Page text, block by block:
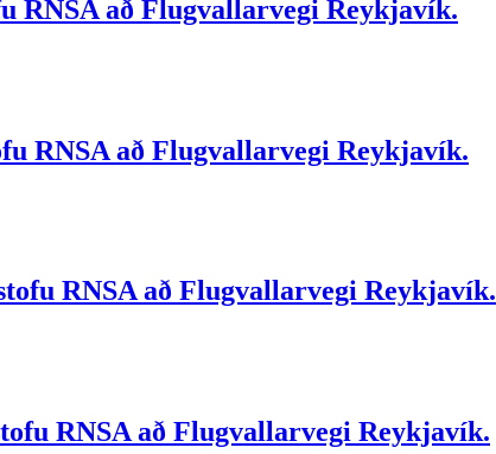
RNSA að Flugvallarvegi Reykjavík.
RNSA að Flugvallarvegi Reykjavík.
RNSA að Flugvallarvegi Reykjavík.
RNSA að Flugvallarvegi Reykjavík.